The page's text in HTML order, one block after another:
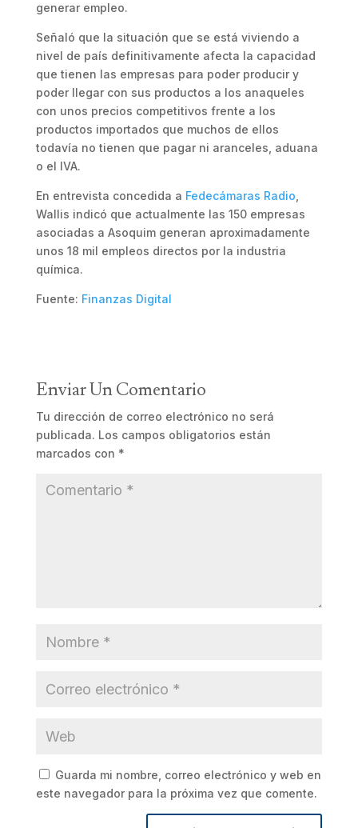
generar empleo.
Señaló que la situación que se está viviendo a
nivel de país definitivamente afecta la capacidad
que tienen las empresas para poder producir y
poder llegar con sus productos a los anaqueles
con unos precios competitivos frente a los
productos importados que muchos de ellos
todavía no tienen que pagar ni aranceles, aduana
o el IVA.
En entrevista concedida a Fedecámaras Radio
Wallis indicó que actualmente las 150 empresas
asociadas a Asoquim generan aproximadamente
unos 18 mil empleos directos por la industria
química.
Fuente: Finanzas Digital
Enviar Un Comentario
Tu dirección de correo electrónico no será
publicada. Los campos obligatorios están
marcados con *
Guarda mi nombre, correo electrónico y web en
este navegador para la próxima vez que comente.